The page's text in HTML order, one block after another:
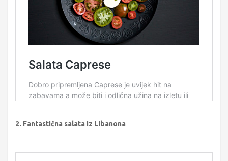
2. Fantastična salata iz Libanona